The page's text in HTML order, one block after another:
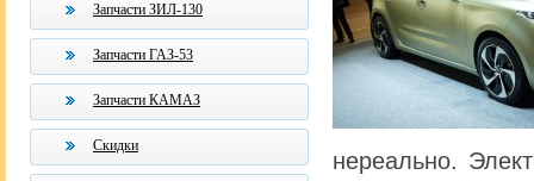
Запчасти ЗИЛ-130
Запчасти ГАЗ-53
Запчасти КАМАЗ
Скидки
нереально.